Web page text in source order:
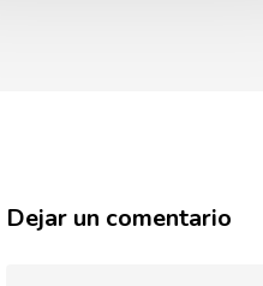
Dejar un comentario